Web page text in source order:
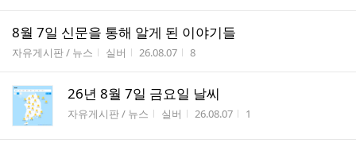
8월 7일 신문을 통해 알게 된 이야기들
게시판명
자유게시판 / 뉴스 작성자
실버 작성시간
26.08.07 조회수
8
26년 8월 7일 금요일 날씨
게시판명
자유게시판 / 뉴스 작성자
실버 작성시간
26.08.07 조회수
1